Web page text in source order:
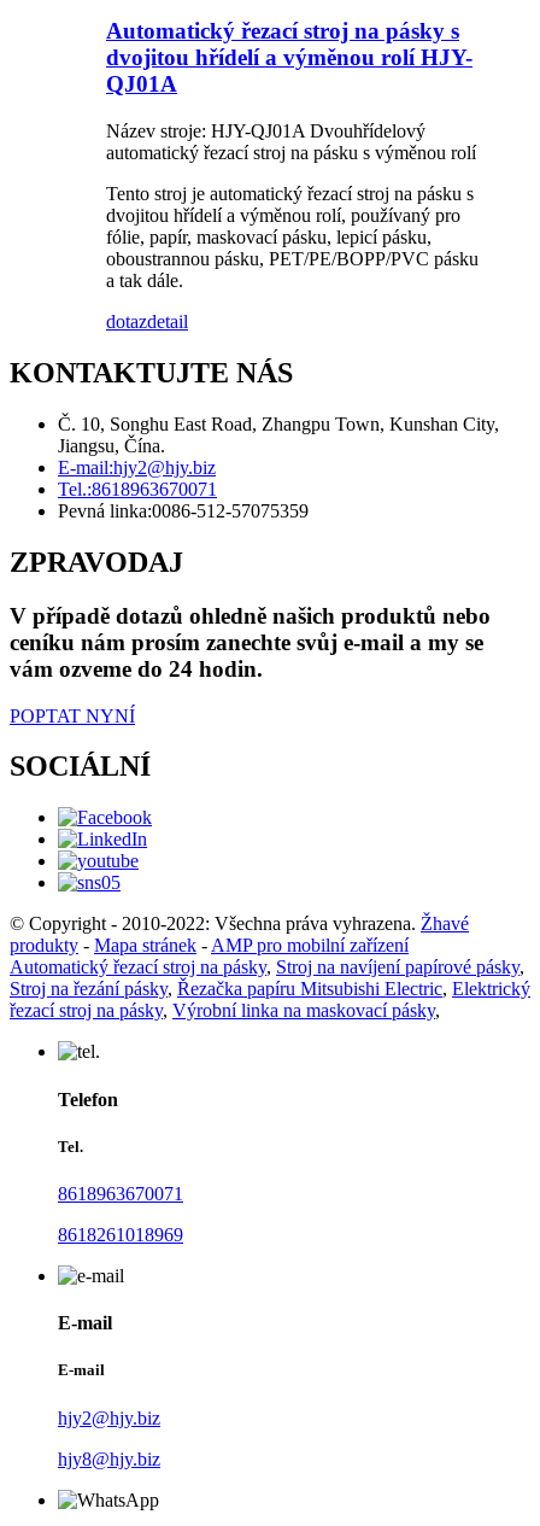
Automatický řezací stroj na pásky s
dvojitou hřídelí a výměnou rolí HJY-
QJ01A
Název stroje: HJY-QJ01A Dvouhřídelový
automatický řezací stroj na pásku s výměnou rolí
Tento stroj je automatický řezací stroj na pásku s
dvojitou hřídelí a výměnou rolí, používaný pro
fólie, papír, maskovací pásku, lepicí pásku,
oboustrannou pásku, PET/PE/BOPP/PVC pásku
a tak dále.
dotazdetail
KONTAKTUJTE NÁS
Č. 10, Songhu East Road, Zhangpu Town, Kunshan City,
Jiangsu, Čína.
E-mail:hjy2@hjy.biz
Tel.:8618963670071
Pevná linka:0086-512-57075359
ZPRAVODAJ
V případě dotazů ohledně našich produktů nebo
ceníku nám prosím zanechte svůj e-mail a my se
vám ozveme do 24 hodin.
POPTAT NYNÍ
SOCIÁLNÍ
© Copyright - 2010-2022: Všechna práva vyhrazena. Žhavé
produkty - Mapa stránek - AMP pro mobilní zařízení
Automatický řezací stroj na pásky, Stroj na navíjení papírové pásky,
Stroj na řezání pásky, Řezačka papíru Mitsubishi Electric, Elektrický
řezací stroj na pásky, Výrobní linka na maskovací pásky,
Telefon
Tel.
8618963670071
8618261018969
E-mail
E-mail
hjy2@hjy.biz
hjy8@hjy.biz